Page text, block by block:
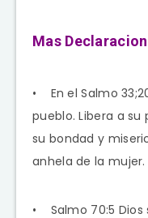
Mas
• En el Salmo
pueblo. Libera a
su bondad y
anhela de la mujer.
• Salmo 70:5